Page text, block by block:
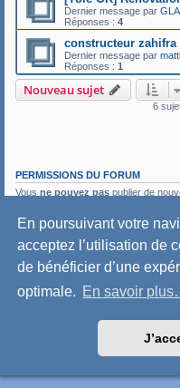
En poursuivant votre
acceptez l’utilisation de
de bénéficier d’une
optimale. En savoir
Dernier message par
Réponses : 4
constructeur zahifra
Dernier message par
Réponses : 1
Nouveau sujet
6
PERMISSIONS DU FORUM
Vous ne pouvez pas publier de
Vous
ne pouvez pas
modifier vos
Vous ne pouvez passupprimer vos
Vousne pouvez pastransférer de
Le site de l'AspryOK Le
Style: SoftBlue by